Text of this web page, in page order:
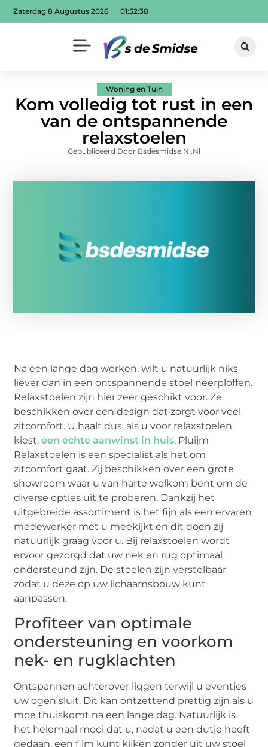
Zaterdag 8 Augustus 2026 01:52:40
Woning en Tuin
Kom volledig tot rust in een
van de ontspannende
relaxstoelen
Gepubliceerd Door Bsdesmidse.nl.nl
Na een lange dag werken, wilt u natuurlijk niks
liever dan in een ontspannende stoel neerploffen.
Relaxstoelen zijn hier zeer geschikt voor. Ze
beschikken over een design dat zorgt voor veel
zitcomfort. U haalt dus, als u voor relaxstoelen
kiest,een echte aanwinst in huis. Pluijm
Relaxstoelen is een specialist als het om
zitcomfort gaat. Zij beschikken over een grote
showroom waar u van harte welkom bent om de
diverse opties uit te proberen. Dankzij het
uitgebreide assortiment is het fijn als een ervaren
medewerker met u meekijkt en dit doen zij
natuurlijk graag voor u. Bij relaxstoelen wordt
ervoor gezorgd dat uw nek en rug optimaal
ondersteund zijn. De stoelen zijn verstelbaar
zodat u deze op uw lichaamsbouw kunt
aanpassen.
Profiteer van optimale
ondersteuning en voorkom
nek- en rugklachten
Ontspannen achterover liggen terwijl u eventjes
uw ogen sluit. Dit kan ontzettend prettig zijn als u
moe thuiskomt na een lange dag. Natuurlijk is
het helemaal mooi dat u, nadat u een dutje heeft
gedaan, een film kunt kijken zonder uit uw stoel